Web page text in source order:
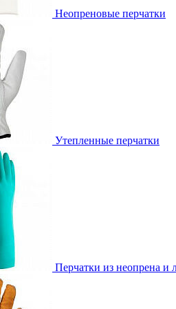
Неопреновые перчатки
Утепленные перчатки
Перчатки из неопрена и